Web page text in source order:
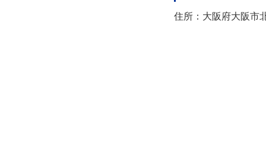
住所：大阪府大阪市